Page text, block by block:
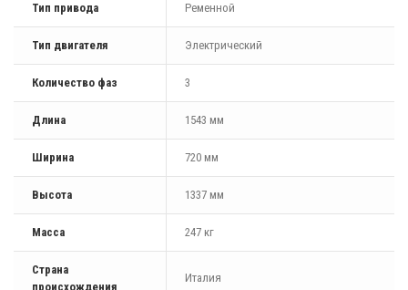
Тип привода Ременной
Тип двигателя Электрический
Количество фаз 3
Длина 1543 мм
Ширина 720 мм
Высота 1337 мм
Масса 247 кг
Страна
происхождения
Италия